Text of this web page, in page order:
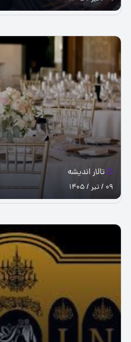
تالار اندیشه
09 / تیر / 1405